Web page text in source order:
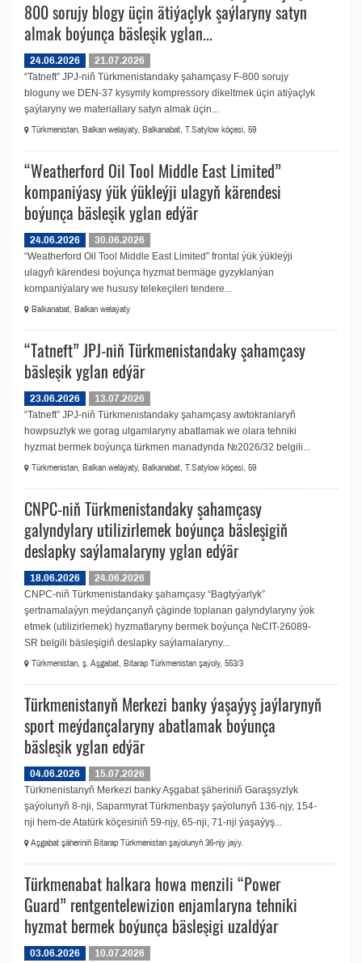
800 sorujy blogy üçin ätiýaçlyk şaýlaryny satyn
almak boýunça bäsleşik yglan...
24.06.2026
21.07.2026
“Tatneft” JPJ-niň Türkmenistandaky şahamçasy F-800 sorujy
bloguny we DEN-37 kysymly kompressory dikeltmek üçin atiýaçlyk
şaýlaryny we materiallary satyn almak üçin...
Türkmenistan, Balkan welaýaty, Balkanabat, T.Satylow köçesi, 59
“Weatherford Oil Tool Middle East Limited”
kompaniýasy ýük ýükleýji ulagyň kärendesi
boýunça bäsleşik yglan edýär
24.06.2026
30.06.2026
“Weatherford Oil Tool Middle East Limited” frontal ýük ýükleýji
ulagyň kärendesi boýunça hyzmat bermäge gyzyklanýan
kompaniýalary we hususy telekeçileri tendere...
Balkanabat, Balkan welaýaty
“Tatneft” JPJ-niň Türkmenistandaky şahamçasy
bäsleşik yglan edýär
23.06.2026
13.07.2026
“Tatneft” JPJ-niň Türkmenistandaky şahamçasy awtokranlaryň
howpsuzlyk we gorag ulgamlaryny abatlamak we olara tehniki
hyzmat bermek boýunça türkmen manadynda №2026/32 belgili...
Türkmenistan, Balkan welaýaty, Balkanabat, T.Satylow köçesi, 59
CNPC-niň Türkmenistandaky şahamçasy
galyndylary utilizirlemek boýunça bäsleşigiň
deslapky saýlamalaryny yglan edýär
18.06.2026
24.06.2026
CNPC-niň Türkmenistandaky şahamçasy “Bagtyýarlyk”
şertnamalaýyn meýdançanyň çäginde toplanan galyndylaryny ýok
etmek (utilizirlemek) hyzmatlaryny bermek boýunça №CIT-26089-
SR belgili bäsleşigiň deslapky saýlamalaryny...
Türkmenistan, ş. Aşgabat, Bitarap Türkmenistan şaýoly, 553/3
Türkmenistanyň Merkezi banky ýaşaýyş jaýlarynyň
sport meýdançalaryny abatlamak boýunça
bäsleşik yglan edýär
04.06.2026
15.07.2026
Türkmenistanyň Merkezi banky Aşgabat şäheriniň Garaşsyzlyk
şaýolunyň 8-nji, Saparmyrat Türkmenbaşy şaýolunyň 136-njy, 154-
nji hem-de Ata­türk köçesiniň 59-njy, 65-nji, 71-nji ýaşaýyş...
Aşgabat şäheriniň Bitarap Türkmenistan şaýolunyň 36-njy jaýy.
Türkmenabat halkara howa menzili “Power
Guard” rentgentelewizion enjamlaryna tehniki
hyzmat bermek boýunça bäsleşigi uzaldýar
03.06.2026
10.07.2026